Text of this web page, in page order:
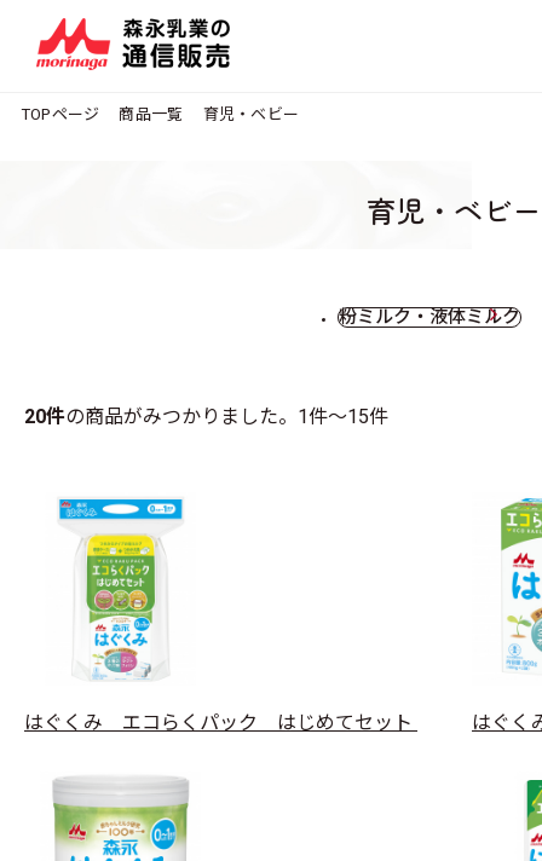
TOPページ 商品一覧 育児・ベビー
育児・ベビー
粉ミルク・液体ミルク
20件の商品がみつかりました。 1件～15件
はぐくみ エコらくパック はじめてセット はぐく